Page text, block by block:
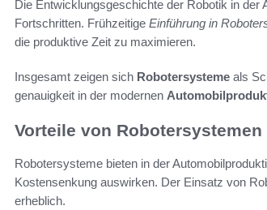
Die Entwicklungsgeschichte der Robotik in der
Fortschritten. Frühzeitige Einführung in
die produktive Zeit zu maximieren.
Insgesamt zeigen sich Robotersysteme als
genauigkeit in der modernen
Vorteile von
Robotersysteme bieten in der
Kostensenkung auswirken. Der Einsatz von
erheblich.